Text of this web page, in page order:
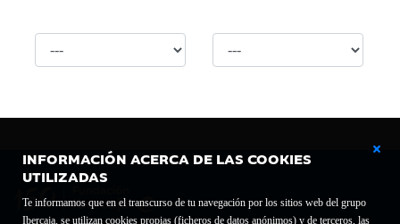
INFORMACIÓN ACERCA DE LAS COOKIES
UTILIZADAS
Te informamos que en el transcurso de tu navegación por los sitios web del grupo
Ibercaja, se utilizan cookies propias (ficheros de datos anónimos) y de terceros, las